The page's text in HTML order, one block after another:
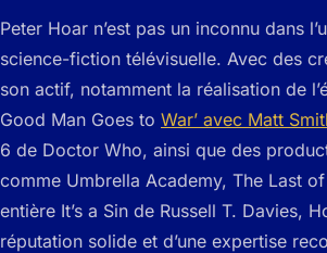
Peter Hoar n’est pas un inconnu dans
science-fiction télévisuelle. Avec des
son actif, notamment la réalisation de
Good Man Goes to War’ avec Matt
6 de Doctor Who, ainsi que des
comme Umbrella Academy, The Last
entière It’s a Sin de Russell T. Davies,
réputation solide et d’une expertise